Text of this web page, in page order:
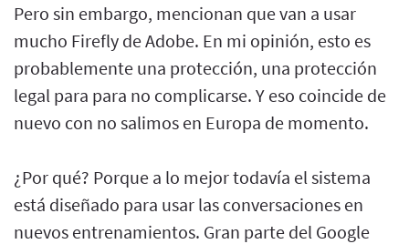
Pero sin embargo, mencionan que van a usar
mucho Firefly de Adobe. En mi opinión, esto es
probablemente una protección, una protección
legal para para no complicarse. Y eso coincide de
nuevo con no salimos en Europa de momento.
¿Por qué? Porque a lo mejor todavía el sistema
está diseñado para usar las conversaciones en
nuevos entrenamientos. Gran parte del Google